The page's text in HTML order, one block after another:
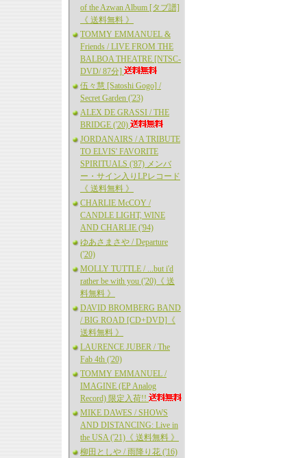
of the Azwan Album [タブ譜]
《 送料無料 》
TOMMY EMMANUEL &
Friends / LIVE FROM THE
BALBOA THEATRE [NTSC-
DVD/ 87分]
伍々慧 [Satoshi Gogo] /
Secret Garden ('23)
ALEX DE GRASSI / THE
BRIDGE ('20)
JORDANAIRS / A TRIBUTE
TO ELVIS' FAVORITE
SPIRITUALS ('87) メンバ
ー・サイン入りLPレコード
《 送料無料 》
CHARLIE McCOY /
CANDLE LIGHT, WINE
AND CHARLIE ('94)
ゆあさまさや / Departure
('20)
MOLLY TUTTLE / ...but i'd
rather be with you ('20)《 送
料無料 》
DAVID BROMBERG BAND
/ BIG ROAD [CD+DVD]《
送料無料 》
LAURENCE JUBER / The
Fab 4th ('20)
TOMMY EMMANUEL /
IMAGINE (EP Analog
Record) 限定入荷!!
MIKE DAWES / SHOWS
AND DISTANCING: Live in
the USA ('21)《 送料無料 》
柳田としや / 雨降り花 ('16)